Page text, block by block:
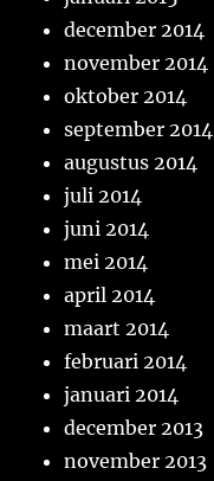
december 2014
november 2014
oktober 2014
september 2014
augustus 2014
juli 2014
juni 2014
mei 2014
april 2014
maart 2014
februari 2014
januari 2014
december 2013
november 2013